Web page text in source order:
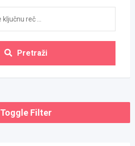
Pretraži
Toggle Filter